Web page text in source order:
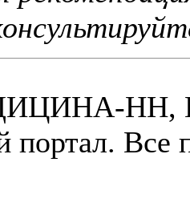
НН,
портал. Все